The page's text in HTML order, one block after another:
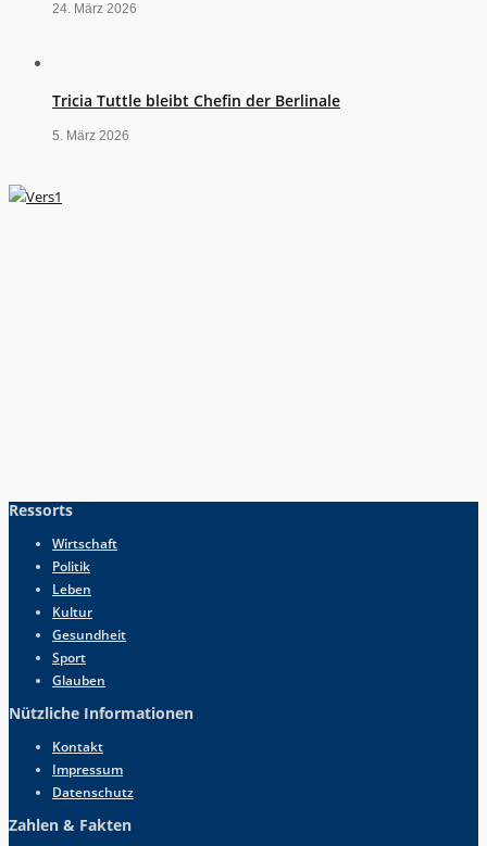
24. März 2026
Tricia Tuttle bleibt Chefin der Berlinale
5. März 2026
Ressorts
Wirtschaft
Politik
Leben
Kultur
Gesundheit
Sport
Glauben
Nützliche Informationen
Kontakt
Impressum
Datenschutz
Zahlen & Fakten